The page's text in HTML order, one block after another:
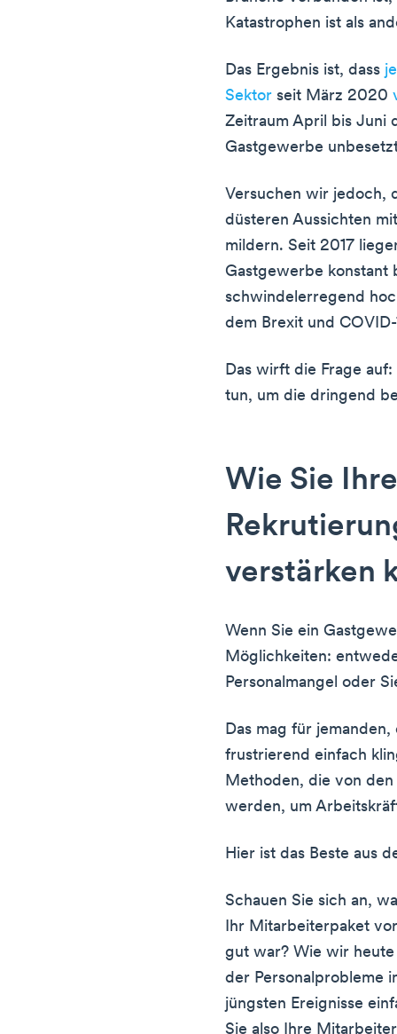
Katastrophen ist als
Das Ergebnis ist, dass
Sektor seit März 2020
Zeitraum April bis Juni
Gastgewerbe
Versuchen wir jedoch,
düsteren Aussichten
mildern. Seit 2017
Gastgewerbe
schwindelerregend
dem Brexit und
Das wirft die Frage
tun, um die dringend
Wie Sie
verstärken
Wenn Sie ein
Möglichkeiten:
Personalmangel oder
Das mag für
frustrierend einfach
Methoden, die von
werden, um
Hier ist das Beste aus
Schauen Sie sich an,
Ihr Mitarbeiterpaket
gut war? Wie wir
der Personalprobleme
jüngsten Ereignisse
Sie also Ihre